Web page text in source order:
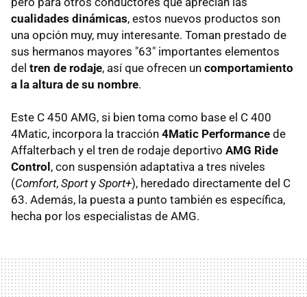
cualidades dinámicas, estos nuevos productos son
una opción muy, muy interesante. Toman prestado de
sus hermanos mayores "63" importantes elementos
del tren de rodaje, así que ofrecen un comportamiento
a la altura de su nombre.
Este C 450 AMG, si bien toma como base el C 400
4Matic, incorpora la tracción 4Matic Performance de
Affalterbach y el tren de rodaje deportivo AMG Ride
Control, con suspensión adaptativa a tres niveles
(Comfort, Sporty Sport+), heredado directamente del C
63. Además, la puesta a punto también es específica,
hecha por los especialistas de AMG.